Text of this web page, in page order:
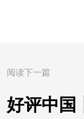
阅读下一篇
好评中国